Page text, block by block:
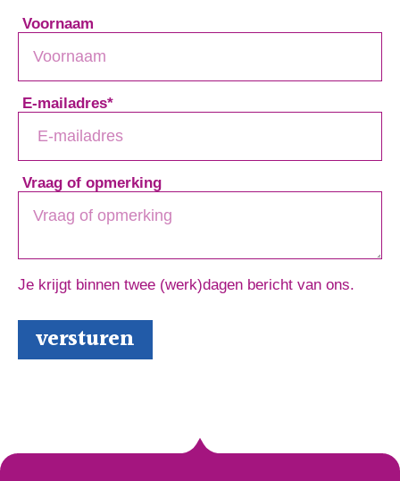
Voornaam
E-mailadres*
Vraag of opmerking
Je krijgt binnen twee (werk)dagen bericht van ons.